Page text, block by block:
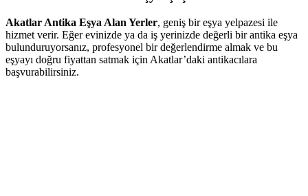
Akatlar Antika Eşya Alan Yerler, geniş bir eşya yelpazesi ile
hizmet verir. Eğer evinizde ya da iş yerinizde değerli bir antika eşya
bulunduruyorsanız, profesyonel bir değerlendirme almak ve bu
eşyayı doğru fiyattan satmak için Akatlar’daki antikacılara
başvurabilirsiniz.